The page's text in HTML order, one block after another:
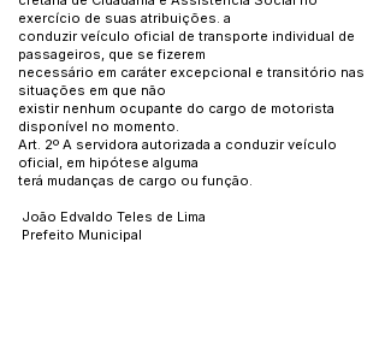
exercício de suas atribuições. a
conduzir veículo oficial de transporte individual de
passageiros, que se fizerem
necessário em caráter excepcional e transitório nas
situações em que não
existir nenhum ocupante do cargo de motorista
disponível no momento.
Art. 2º A servidora autorizada a conduzir veículo
oficial, em hipótese alguma
terá mudanças de cargo ou função.
João Edvaldo Teles de Lima
Prefeito Municipal